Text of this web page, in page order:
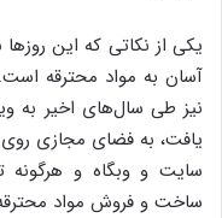
یکی از نکاتی که این
آسان به مواد محترقه
نیز طی سال‌های اخیر به
یافت، به فضای مجازی روی
سایت و وبگاه و
ساخت و فروش مواد